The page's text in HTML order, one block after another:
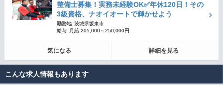
整備士募集！実務未経験OK✅年休120日！その
3級資格、ナオイオートで輝かせよう
勤務地 茨城県坂東市
給与
月給 205,000～250,000円
気になる 詳細を見る
こんな求人情報もあります